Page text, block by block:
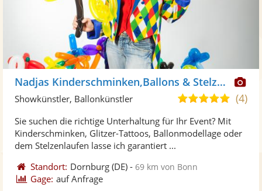
Nadjas Kinderschminken,Ballons & Stelzenlauf
5,0
5
(4)
Showkünstler, Ballonkünstler
Sie suchen die richtige Unterhaltung für Ihr Event? Mit
Kinderschminken, Glitzer-Tattoos, Ballonmodellage oder
dem Stelzenlaufen lasse ich garantiert ...
Standort: Dornburg (DE) -69 km von Bonn
Gage: auf Anfrage